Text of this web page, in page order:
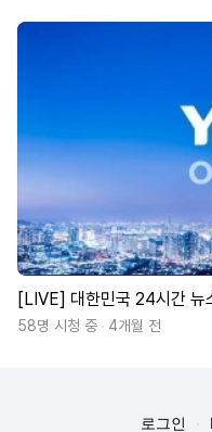
[LIVE] 대한민국 24시간 뉴
58명 시청 중 4개월 전
로그인